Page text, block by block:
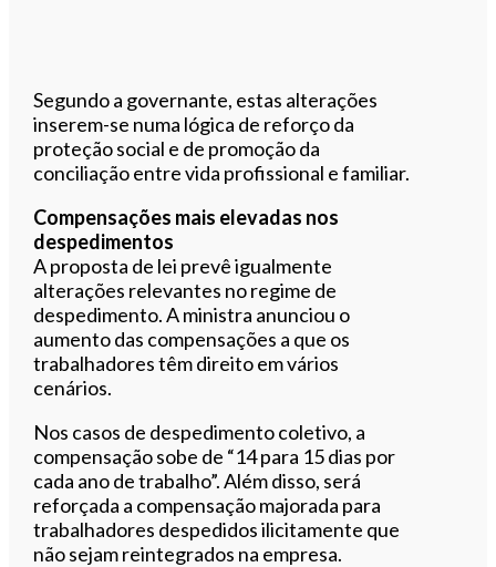
Segundo a governante, estas alterações
inserem-se numa lógica de reforço da
proteção social e de promoção da
conciliação entre vida profissional e familiar.
Compensações mais elevadas nos
despedimentos
A proposta de lei prevê igualmente
alterações relevantes no regime de
despedimento. A ministra anunciou o
aumento das compensações a que os
trabalhadores têm direito em vários
cenários.
Nos casos de despedimento coletivo, a
compensação sobe de “14 para 15 dias por
cada ano de trabalho”. Além disso, será
reforçada a compensação majorada para
trabalhadores despedidos ilicitamente que
não sejam reintegrados na empresa.